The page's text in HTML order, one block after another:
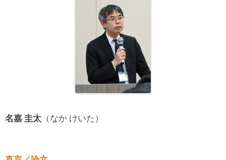
名嘉 圭太（なか けいた）